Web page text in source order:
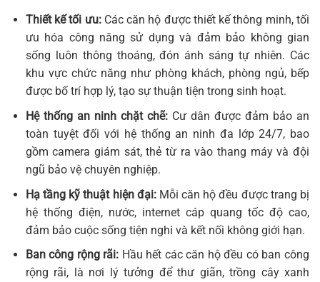
Thiết kế tối ưu:Các căn hộ được thiết kế thông minh, tối
ưu hóa công năng sử dụng và đảm bảo không gian
sống luôn thông thoáng, đón ánh sáng tự nhiên. Các
khu vực chức năng như phòng khách, phòng ngủ, bếp
được bố trí hợp lý, tạo sự thuận tiện trong sinh hoạt.
Hệ thống an ninh chặt chẽ:Cư dân được đảm bảo an
toàn tuyệt đối với hệ thống an ninh đa lớp 24/7, bao
gồm camera giám sát, thẻ từ ra vào thang máy và đội
ngũ bảo vệ chuyên nghiệp.
Hạ tầng kỹ thuật hiện đại:Mỗi căn hộ đều được trang bị
hệ thống điện, nước, internet cáp quang tốc độ cao,
đảm bảo cuộc sống tiện nghi và kết nối không giới hạn.
Ban công rộng rãi: Hầu hết các căn hộ đều có ban công
rộng rãi, là nơi lý tưởng để thư giãn, trồng cây xanh